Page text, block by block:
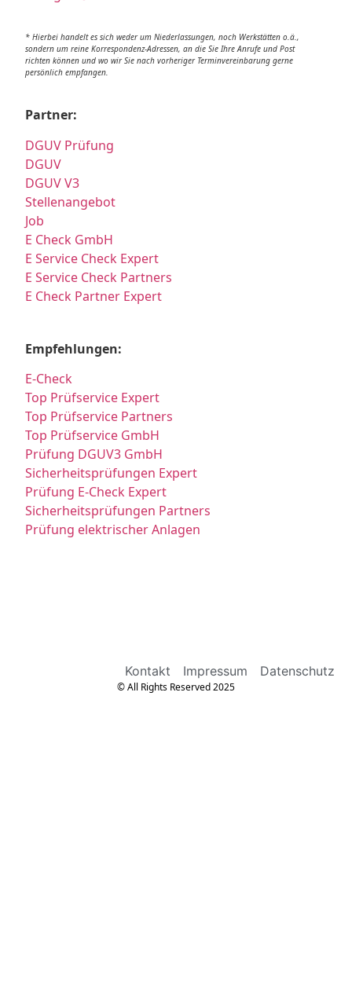
* Hierbei handelt es sich weder um Niederlassungen, noch Werkstätten o.ä.,
sondern um reine Korrespondenz-Adressen, an die Sie Ihre Anrufe und Post
richten können und wo wir Sie nach vorheriger Terminvereinbarung gerne
persönlich empfangen.
Partner:
DGUV Prüfung
DGUV
DGUV V3
Stellenangebot
Job
E Check GmbH
E Service Check Expert
E Service Check Partners
E Check Partner Expert
Empfehlungen:
E-Check
Top Prüfservice Expert
Top Prüfservice Partners
Top Prüfservice GmbH
Prüfung DGUV3 GmbH
Sicherheitsprüfungen Expert
Prüfung E-Check Expert
Sicherheitsprüfungen Partners
Prüfung elektrischer Anlagen
Kontakt Impressum Datenschutz
© All Rights Reserved 2025